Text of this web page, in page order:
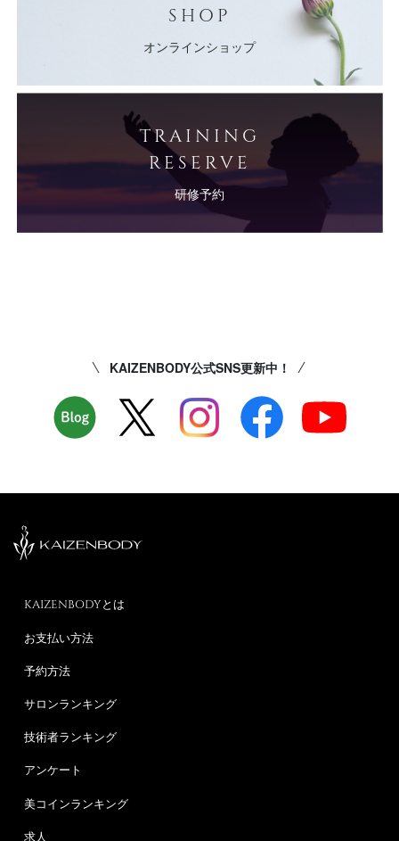
SHOP
オンラインショップ
TRAINING
RESERVE
研修予約
KAIZENBODY公式SNS更新中！
KAIZENBODYとは
お支払い方法
予約方法
サロンランキング
技術者ランキング
アンケート
美コインランキング
求人